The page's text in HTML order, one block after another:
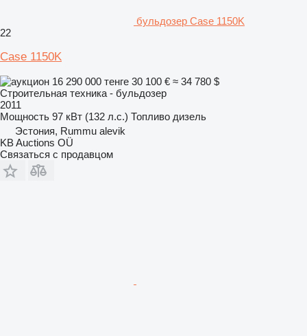
бульдозер Case 1150K
22
Case 1150K
16 290 000 тенге 30 100 € ≈ 34 780 $
Строительная техника - бульдозер
2011
Мощность 97 кВт (132 л.с.) Топливо дизель
Эстония, Rummu alevik
KB Auctions OÜ
Связаться с продавцом